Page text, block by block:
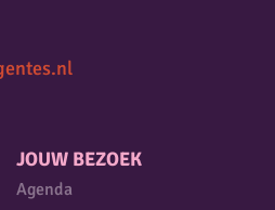
JOUW BEZOEK
Agenda